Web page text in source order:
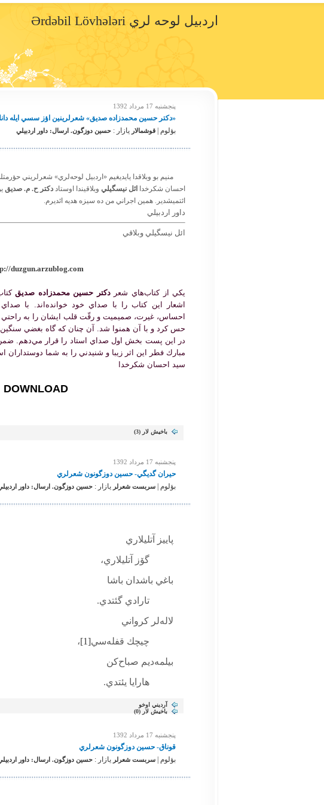
اردبيل لوحه لري Ərdəbil Lövhələri
پنجشنبه 17 مرداد 1392
«دكتر حسين محمدزاده صديق» شعرلرينين اؤز سسي ايله
بؤلوم | قوشمالار یازار : حسين دوزگون. ارسال: داور اردبيلي
منيم بو وبلاقدا يايديغيم «اردبيل لوحه‌لري» شعرلريني
احسان شكرخدا ائل نيسگيليوبلاقيندا اوستاد دكتر ح. م. صديق
ائتميشدير. همين اجراني من ده سيزه هديه ائديرم.
داور اردبيلي
ائل نيسگيلي وبلاقي
duzgun.arzublog.com/
يكي از كتاب‌هاي شعردكتر حسين محمدزاده صديق
اشعار اين كتاب را با صداي خود خوانده‌اند. با
احساس، غيرت، صميميت و رقّت قلب ايشان را به
حس كرد و با آن همنوا شد. آن چنان كه گاه بغضي
در اين پست بخش اول صداي استاد را قرار مي‌دهم.
مبارك فطر اين اثر زيبا و شنيدني را به شما دوستداران
سيد احسان شكرخدا
DOWNLOAD
باخیش لار (3
)
پنجشنبه 17 مرداد 1392
حيران گديگي- حسين دوزگونون شعرلري
بؤلوم | سربست شعرلر یازار : حسين دوزگون. ارسال: داور
پاييز آتليلاري
گۆز آتليلاري،
باغي باشدان باشا
تارادي گئتدي.
لاله‌لر كرواني
چيچك قفله‌سي[1]،
بيلمه‌ديم صباح‌كن
هارايا يئتدي.
آرديني اوخو
باخیش لار (0
)
پنجشنبه 17 مرداد 1392
قوناق- حسين دوزگونون شعرلري
بؤلوم | سربست شعرلر یازار : حسين دوزگون. ارسال: داور